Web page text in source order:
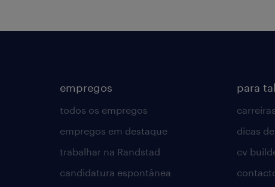
empregos
todos os empregos
empregos em destaque
trabalhar na Randstad
candidatura espontânea
para
carreiras
dicas
cv